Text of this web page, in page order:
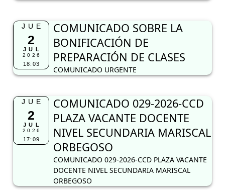
JUE
2
JUL
2026
18:03
COMUNICADO SOBRE LA
BONIFICACIÓN DE
PREPARACIÓN DE CLASES
COMUNICADO URGENTE
JUE
2
JUL
2026
17:09
COMUNICADO 029-2026-CCD
PLAZA VACANTE DOCENTE
NIVEL SECUNDARIA MARISCAL
ORBEGOSO
COMUNICADO 029-2026-CCD PLAZA VACANTE
DOCENTE NIVEL SECUNDARIA MARISCAL
ORBEGOSO